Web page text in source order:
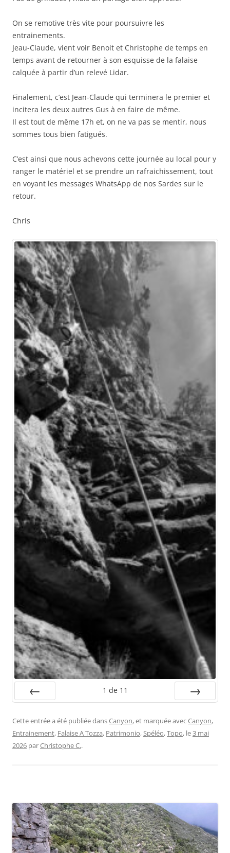
On se remotive très vite pour poursuivre les
entrainements.
Jeau-Claude, vient voir Benoit et Christophe de temps en
temps avant de retourner à son esquisse de la falaise
calquée à partir d’un relevé Lidar.
Finalement, c’est Jean-Claude qui terminera le premier et
incitera les deux autres Gus à en faire de même.
Il est tout de même 17h et, on ne va pas se mentir, nous
sommes tous bien fatigués.
C’est ainsi que nous achevons cette journée au local pour y
ranger le matériel et se prendre un rafraichissement, tout
en voyant les messages WhatsApp de nos Sardes sur le
retour.
Chris
1 de 11
Cette entrée a été publiée dansCanyon, et marquée avecCanyon,
Entrainement, Falaise A Tozza, Patrimonio,Spéléo,Topo, le3 mai
2026 parChristophe C..